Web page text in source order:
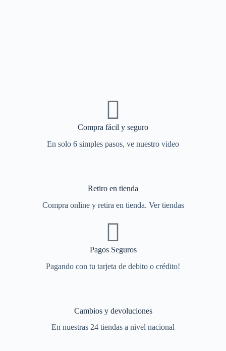
Compra fácil y seguro
En solo 6 simples pasos, ve nuestro video
Retiro en tienda
Compra online y retira en tienda. Ver tiendas
Pagos Seguros
Pagando con tu tarjeta de debito o crédito!
Cambios y devoluciones
En nuestras 24 tiendas a nivel nacional